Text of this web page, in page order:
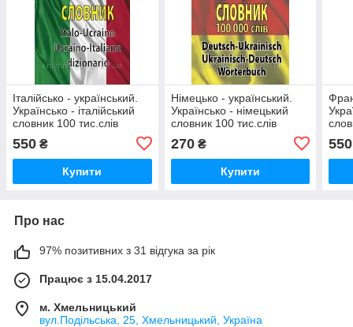
Італійсько - український.
Українсько - італійський
словник 100 тис.слів
550 ₴
Купити
Німецько - український.
Українсько - німецький
словник 100 тис.слів
270₴
Купити
550
Про нас
97% позитивних з 31 відгука за рік
Працює з 15.04.2017
м. Хмельницький
вул.Подільська, 25, Хмельницький, Україна